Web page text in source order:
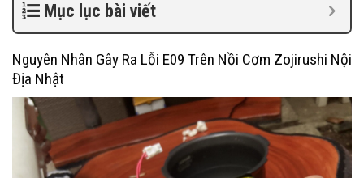
Mục lục bài viết
Nguyên Nhân Gây Ra Lỗi E09 Trên Nồi Cơm Zojirushi Nội
Địa Nhật